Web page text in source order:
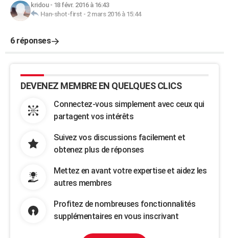
kridou- 18 févr. 2016 à 16:43
Han-shot-first - 2 mars 2016 à 15:44
6 réponses
DEVENEZ MEMBRE EN QUELQUES CLICS
Connectez-vous simplement avec ceux qui
partagent vos intérêts
Suivez vos discussions facilement et
obtenez plus de réponses
Mettez en avant votre expertise et aidez les
autres membres
Profitez de nombreuses fonctionnalités
supplémentaires en vous inscrivant